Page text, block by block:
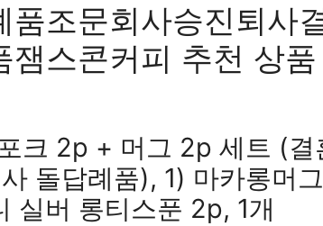
품조문회사승진퇴사
잼스콘커피 추천 상
크 2p + 머그 2p 세트 (결
돌답례품), 1) 마카롱머
실버 롱티스푼 2p, 1개